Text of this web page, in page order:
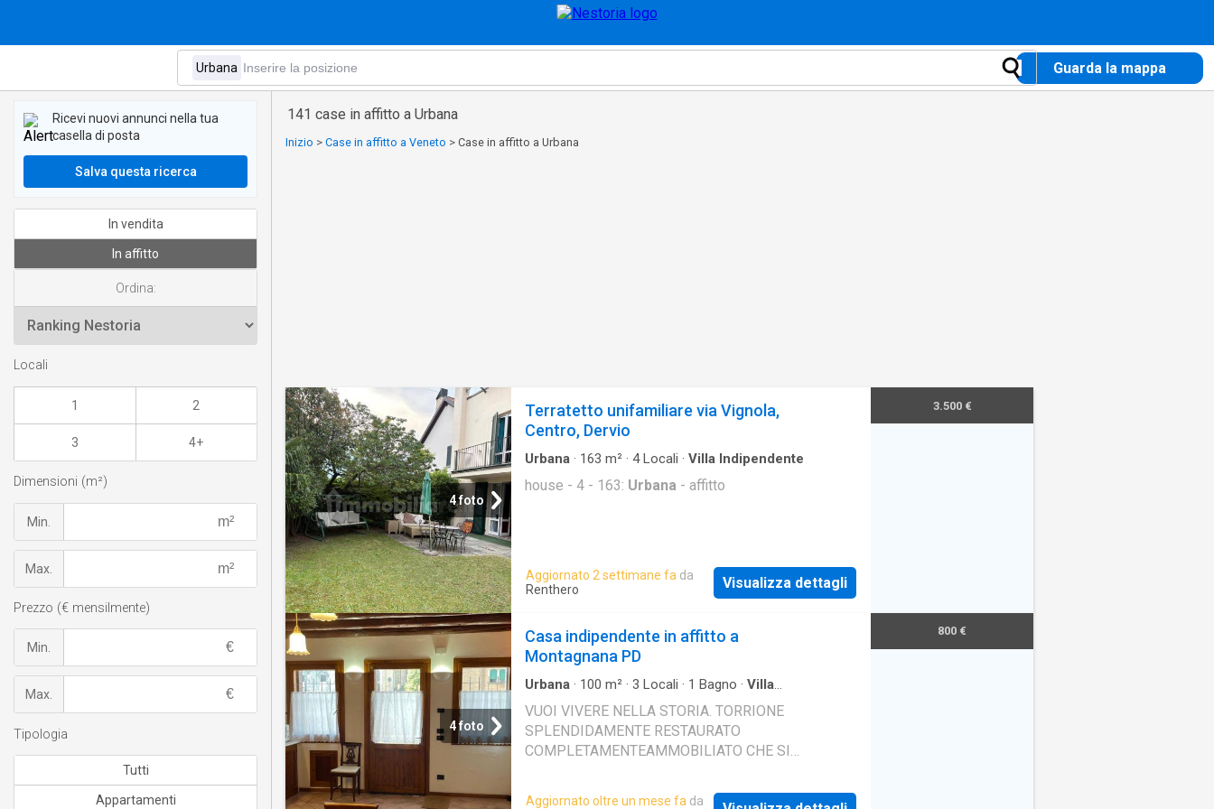
Guarda la mappa
141 case in affitto a Urbana
Inizio > Case in affitto a Veneto > Case in affitto a Urbana
4 foto
Terratetto unifamiliare via Vignola,
Centro, Dervio
Urbana · 163 m² · 4Locali · Villa Indipendente
house - 4 - 163: Urbana - affitto
Aggiornato 2 settimane fa da
Renthero
Visualizza dettagli
3.500 €
4 foto
Casa indipendente in affitto a
Montagnana PD
Urbana · 100 m² · 3 Locali · 1 Bagno · Villa
VUOI VIVERE NELLA STORIA. TORRIONE
SPLENDIDAMENTE RESTAURATO
COMPLETAMENTEAMMOBILIATO CHE SI
DA ZONA GIORNO CON ANGOLO COTTURA; AL
Aggiornato oltre un mese fa da
800 €
Ricevi nuovi annunci nella tua
casella di posta
Salva questa ricerca
In vendita
In affitto
Ordina:
Locali
1 2
3 4+
Dimensioni (m²)
Min.
Max.
Prezzo (€ mensilmente)
Min.
Max.
Tipologia
Tutti
Appartamenti